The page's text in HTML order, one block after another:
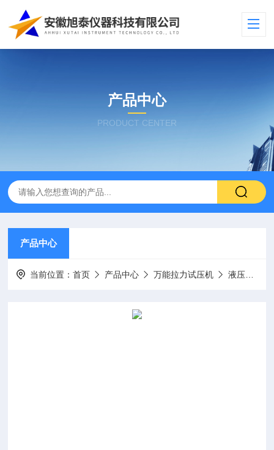
产品中心
PRODUCT CENTER
产品中心
当前位置：首页 产品中心 万能拉力试压机 液压万能试验机